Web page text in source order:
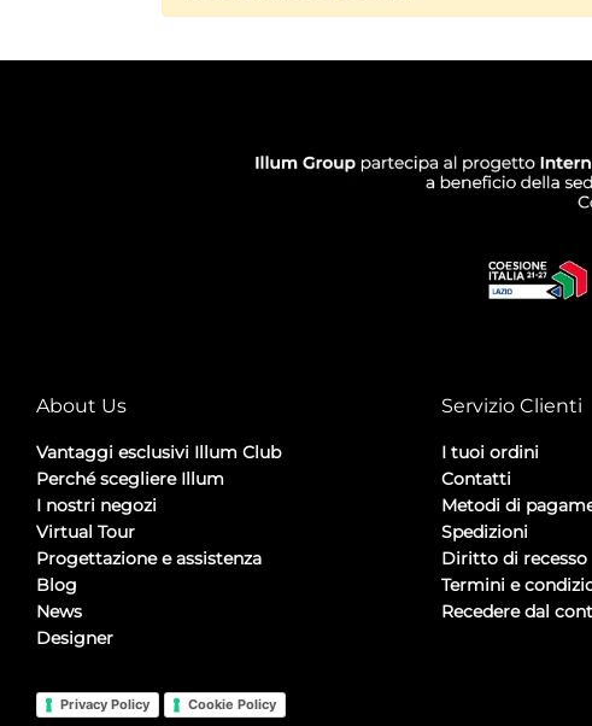
About Us
Vantaggi esclusivi Illum Club
Perché scegliere Illum
I nostri negozi
Virtual Tour
Progettazione e assistenza
Blog
News
Designer
Privacy Policy Cookie Policy
Servizio Clienti
I tuoi ordini
Contatti
Metodi di
Spedizioni
Diritto di recesso
Termini e
Recedere dal